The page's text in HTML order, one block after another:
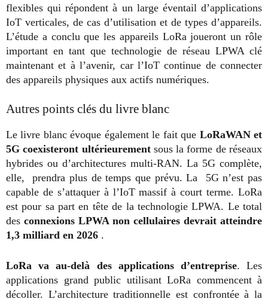
flexibles qui répondent à un large éventail d’applications
IoT verticales, de cas d’utilisation et de types d’appareils.
L’étude a conclu que les appareils LoRa joueront un rôle
important en tant que technologie de réseau LPWA clé
maintenant et à l’avenir, car l’IoT continue de connecter
des appareils physiques aux actifs numériques.
Autres points clés du livre blanc
Le livre blanc évoque également le fait que LoRaWAN et
5G coexisteront ultérieurement sous la forme de réseaux
hybrides ou d’architectures multi-RAN. La 5G complète,
elle, prendra plus de temps que prévu. La 5G n’est pas
capable de s’attaquer à l’IoT massif à court terme. LoRa
est pour sa part en tête de la technologie LPWA. Le total
des connexions LPWA non cellulaires devrait atteindre
1,3 milliard en 2026 .
LoRa va au-delà des applications d’entreprise. Les
applications grand public utilisant LoRa commencent à
décoller. L’architecture traditionnelle est confrontée à la